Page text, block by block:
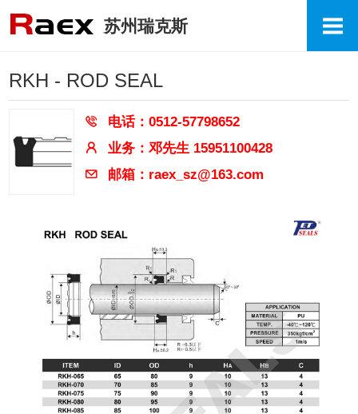
苏州瑞克斯
RKH - ROD SEAL
电话：0512-57798652
业务：邓先生 15951100428
邮箱：raex_sz@163.com